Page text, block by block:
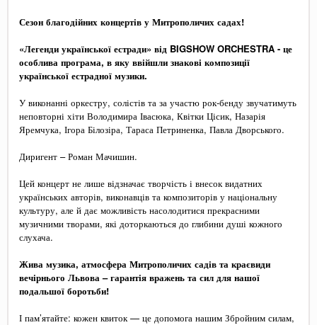
Сезон благодійних концертів у Митрополичих садах!
«Легенди української естради» від BIGSHOW ORCHESTRA - це
особлива програма, в яку ввійшли знакові композиції
української естрадної музики.
У виконанні оркестру, солістів та за участю рок-бенду звучатимуть
неповторні хіти Володимира Івасюка, Квітки Цісик, Назарія
Яремчука, Ігора Білозіра, Тараса Петриненка, Павла Дворського.
Диригент – Роман Мачишин.
Цей концерт не лише відзначає творчість і внесок видатних
українських авторів, виконавців та композиторів у національну
культуру, але й дає можливість насолодитися прекрасними
музичними творами, які доторкаються до глибини душі кожного
слухача.
Жива музика, атмосфера Митрополичих садів та краєвиди
вечірнього Львова – гарантія вражень та сил для нашої
подальшої боротьби!
І пам’ятайте: кожен квиток — це допомога нашим Збройним силам,